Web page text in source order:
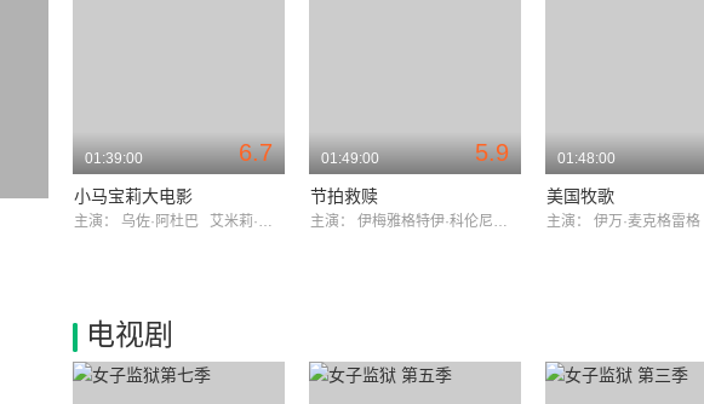
6.7
01:39:00
小马宝莉大电影
主演： 乌佐·阿杜巴 艾米莉·布朗特
5.9
01:49:00
节拍救赎
主演： 伊梅雅格特伊·科伦尼伊乐迪 保罗·沃尔特·豪泽
01:48:00
美国牧歌
主演： 伊万·麦克格雷格
电视剧